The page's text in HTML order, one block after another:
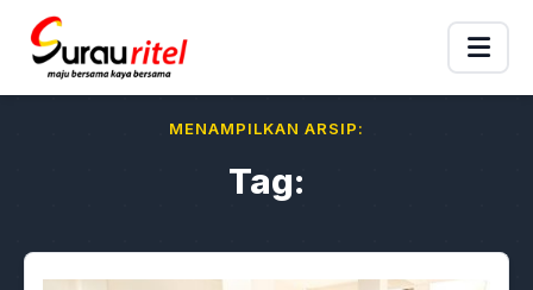
MENAMPILKAN ARSIP:
Tag: